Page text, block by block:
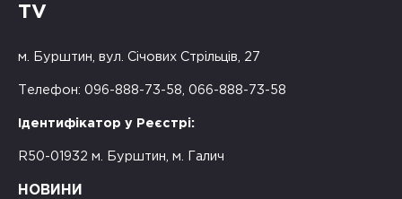
TV
м. Бурштин, вул. Січових Стрільців, 27
Телефон: 096-888-73-58, 066-888-73-58
Ідентифікатор у Реєстрі:
R50-01932 м. Бурштин, м. Галич
НОВИНИ